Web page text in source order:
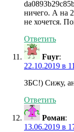
ничего. А на
не хочется.
Ответить
Fuyr:
22.10.2019 в
ЗБС!) Сижу,
Ответить
Роман:
13.06.2019 в